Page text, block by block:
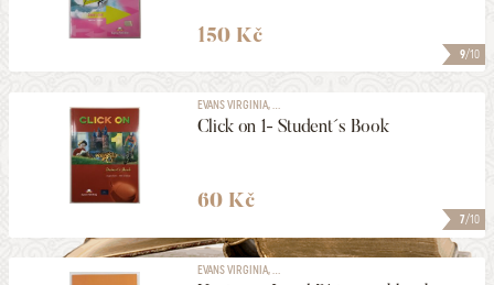
9/10
150 Kč
7/10
EVANS VIRGINIA, ...
Click on 1- Student´s Book
60 Kč
EVANS VIRGINIA, ...